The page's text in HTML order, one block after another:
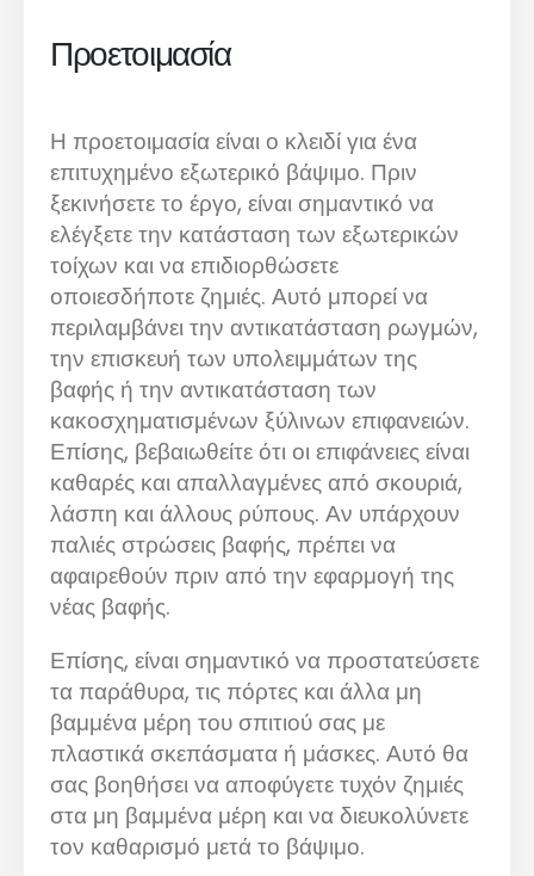
Προετοιμασία
Η προετοιμασία είναι ο κλειδί για ένα
επιτυχημένο εξωτερικό βάψιμο. Πριν
ξεκινήσετε το έργο, είναι σημαντικό να
ελέγξετε την κατάσταση των εξωτερικών
τοίχων και να επιδιορθώσετε
οποιεσδήποτε ζημιές. Αυτό μπορεί να
περιλαμβάνει την αντικατάσταση ρωγμών,
την επισκευή των υπολειμμάτων της
βαφής ή την αντικατάσταση των
κακοσχηματισμένων ξύλινων επιφανειών.
Επίσης, βεβαιωθείτε ότι οι επιφάνειες είναι
καθαρές και απαλλαγμένες από σκουριά,
λάσπη και άλλους ρύπους. Αν υπάρχουν
παλιές στρώσεις βαφής, πρέπει να
αφαιρεθούν πριν από την εφαρμογή της
νέας βαφής.
Επίσης, είναι σημαντικό να προστατεύσετε
τα παράθυρα, τις πόρτες και άλλα μη
βαμμένα μέρη του σπιτιού σας με
πλαστικά σκεπάσματα ή μάσκες. Αυτό θα
σας βοηθήσει να αποφύγετε τυχόν ζημιές
στα μη βαμμένα μέρη και να διευκολύνετε
τον καθαρισμό μετά το βάψιμο.